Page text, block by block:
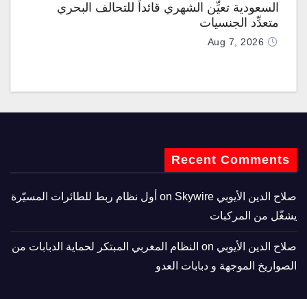
السعودية تعيِّن الشهري قائداً للتحالف البحري
متعدِّد الجنسيات
Aug 7, 2026
Recent Comments
صلاح الدين الأيوبي
Skywire أول نظام ربط للطائرات المسيّرة
يشغّل من المركبات
صلاح الدين الأيوبي
النظام المغربي المبتكر لحماية الدبابات من
الصواريخ الموجهة و دبابات العدو